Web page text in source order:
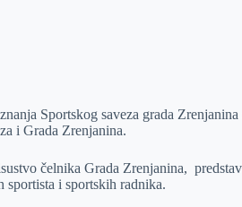
Sportskog saveza grada
i Grada Zrenjanina.
čelnika Grada Zrenjanina,
sportista i sportskih radnika.